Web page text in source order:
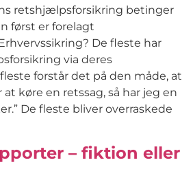
retshjælpsforsikring betinger
først er forelagt
De fleste har
via deres
forstår det på den måde, at
at køre en retssag, så har jeg en
De fleste bliver overraskede
– fiktion eller